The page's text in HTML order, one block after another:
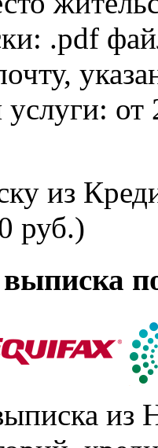
.pdf
от
из
руб.)
из